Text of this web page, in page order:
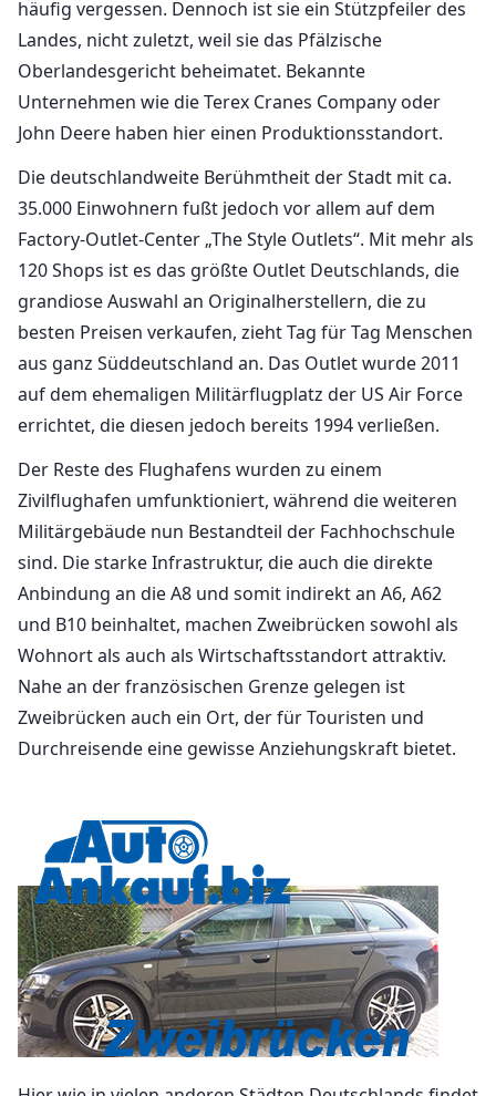
häufig vergessen. Dennoch ist sie ein Stützpfeiler des
Landes, nicht zuletzt, weil sie das Pfälzische
Oberlandesgericht beheimatet. Bekannte
Unternehmen wie die Terex Cranes Company oder
John Deere haben hier einen Produktionsstandort.
Die deutschlandweite Berühmtheit der Stadt mit ca.
35.000 Einwohnern fußt jedoch vor allem auf dem
Factory-Outlet-Center „The Style Outlets“. Mit mehr als
120 Shops ist es das größte Outlet Deutschlands, die
grandiose Auswahl an Originalherstellern, die zu
besten Preisen verkaufen, zieht Tag für Tag Menschen
aus ganz Süddeutschland an. Das Outlet wurde 2011
auf dem ehemaligen Militärflugplatz der US Air Force
errichtet, die diesen jedoch bereits 1994 verließen.
Der Reste des Flughafens wurden zu einem
Zivilflughafen umfunktioniert, während die weiteren
Militärgebäude nun Bestandteil der Fachhochschule
sind. Die starke Infrastruktur, die auch die direkte
Anbindung an die A8 und somit indirekt an A6, A62
und B10 beinhaltet, machen Zweibrücken sowohl als
Wohnort als auch als Wirtschaftsstandort attraktiv.
Nahe an der französischen Grenze gelegen ist
Zweibrücken auch ein Ort, der für Touristen und
Durchreisende eine gewisse Anziehungskraft bietet.